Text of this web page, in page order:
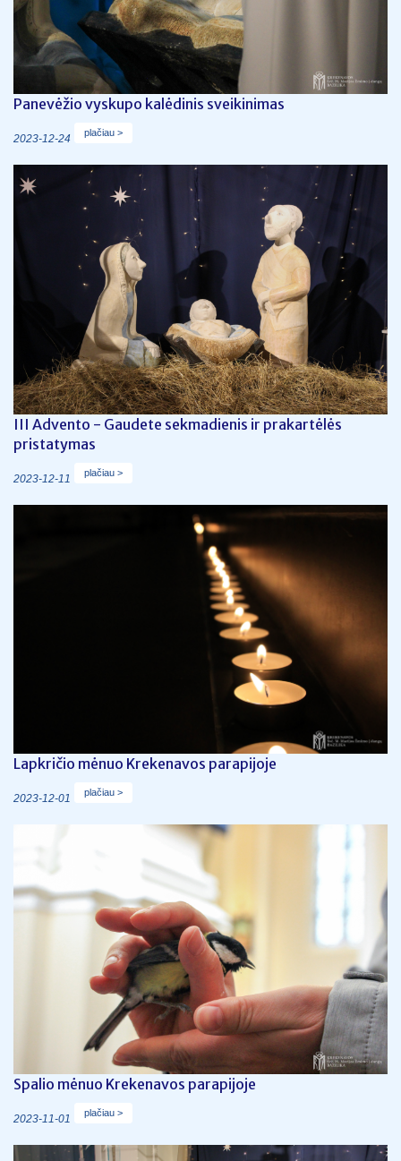
Panevėžio vyskupo kalėdinis sveikinimas
2023-12-24 plačiau >
III Advento - Gaudete sekmadienis ir prakartėlės
pristatymas
2023-12-11 plačiau >
Lapkričio mėnuo Krekenavos parapijoje
2023-12-01 plačiau >
Spalio mėnuo Krekenavos parapijoje
2023-11-01 plačiau >